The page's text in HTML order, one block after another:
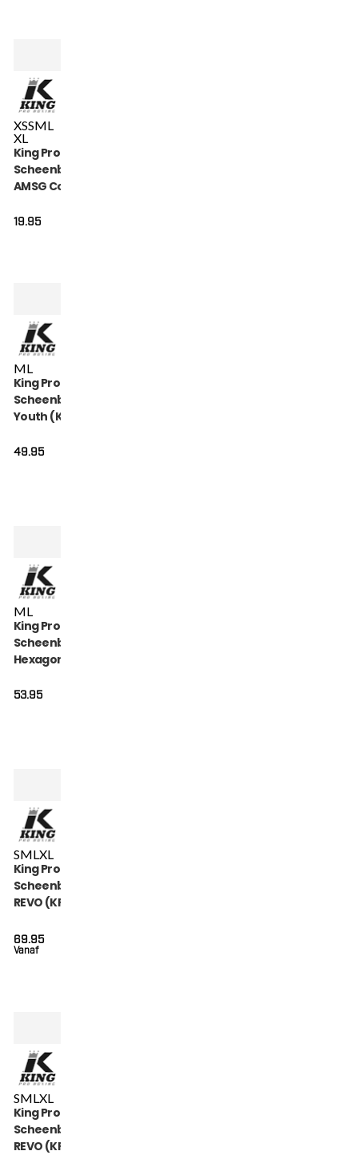
XSSML
XL
King Pro Boxing
Scheenbeschermers
AMSG Cotton (KPB
19.95
ML
King Pro Boxing
Scheenbeschermers
Youth (KPB SG
49.95
ML
King Pro Boxing
Scheenbeschermers
Hexagon (KPB-SG-
53.95
SMLXL
King Pro Boxing
Scheenbeschermers
REVO (KPB SG REVO
Vanaf
69.95
SML XL
King Pro Boxing
Scheenbeschermers
REVO (KPB SG REVO 5)